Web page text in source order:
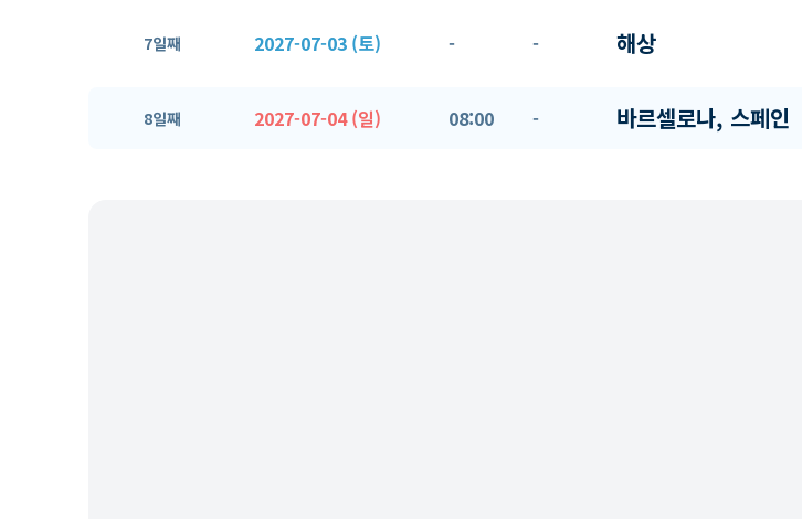
7일째 2027-07-03 (토) - - 해상
8일째 2027-07-04 (일) 08:00 - 바르셀로나, 스페인